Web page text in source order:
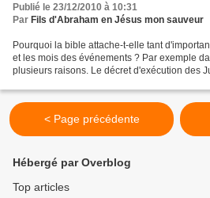
Publié le 23/12/2010 à 10:31
Par Fils d'Abraham en Jésus mon sauveur
Pourquoi la bible attache-t-elle tant
et les mois des événements ? Par exemple
plusieurs raisons. Le décret d'exécution des
< Page précédente
Hébergé par Overblog
Top articles